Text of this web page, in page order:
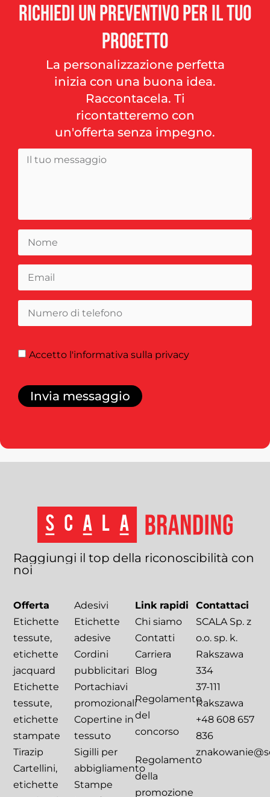
Richiediunpreventivoperiltuo
progetto
La personalizzazione perfetta
inizia con una buona idea.
Raccontacela. Ti
ricontatteremo con
un'offerta senza impegno.
Accetto l'informativa sulla privacy
Invia messaggio
Offerta
Etichette
tessute,
etichette
jacquard
Etichette
tessute,
etichette
stampate
Tirazip
Cartellini,
etichette
Adesivi
Etichette
adesive
Cordini
pubblicitari
Portachiavi
promozionali
Copertine in
tessuto
Sigilli per
abbigliamento
Stampe
Link rapidi
Chi siamo
Contatti
Carriera
Blog
Regolamento
del
concorso
Regolamento
della
promozione
Contattaci
SCALA Sp. z
o.o. sp. k.
Rakszawa
334
37-111
Rakszawa
+48 608 657
836
Raggiungi il top della riconoscibilità con
noi